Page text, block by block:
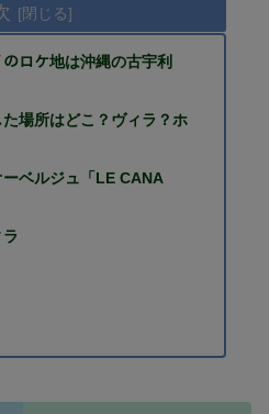
のロケ地は沖縄の古宇利
場所はどこ？ヴィラ？ホ
ベルジュ「LE CANA